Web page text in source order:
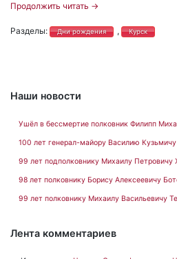
Продолжить читать →
Разделы: Дни рождения , Курск
Наши новости
Ушёл в бессмертие полковник Филипп
100 лет генерал-майору Василию
99 лет подполковнику Михаилу Петровичу
98 лет полковнику Борису Алексеевичу
99 лет полковнику Михаилу Васильевичу
Лента комментариев